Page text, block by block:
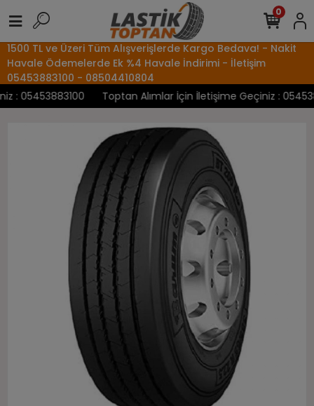
1500 TL ve Üzeri Tüm Alışverişlerde Kargo Bedava! - Nakit
Havale Ödemelerde Ek %4 Havale İndirimi - İletişim
05453883100 - 08504410804
05453883100
Toptan Alımlar İçin İletişime Geçiniz :
0